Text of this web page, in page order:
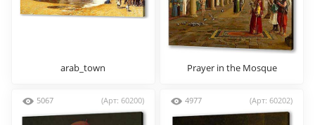
arab_town Prayer in the Mosque
5067 (Арт: 60200) 4977 (Арт: 60202)